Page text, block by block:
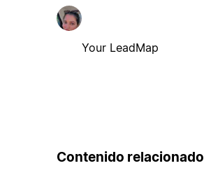
Your LeadMap
Contenido relacionado